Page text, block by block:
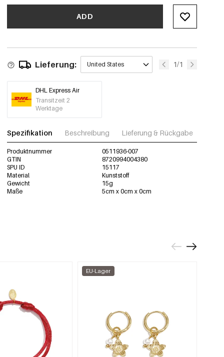
ADD
Lieferung: United States 1/1
DHL Express Air
Transitzeit 2
Werktage
Spezifikation Beschreibung Lieferung & Rückgabe
Produktnummer
0511936-007
GTIN
8720994004380
SPU ID
15117
Material
Kunststoff
Gewicht
15g
Maße
5cm x 0cm x 0cm
EU-Lager